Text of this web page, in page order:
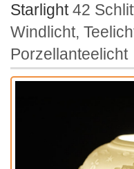
Starlight42
Windlicht,
Porzellanteelicht